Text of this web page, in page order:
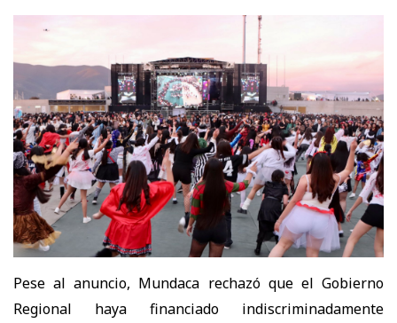
Pese al anuncio, Mundaca rechazó que el Gobierno
Regional haya financiado indiscriminadamente